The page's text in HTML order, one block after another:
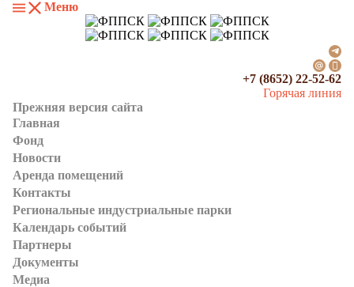
Меню
+7 (8652) 22-52-62
Горячая линия
Прежняя версия сайта
Главная
Фонд
Новости
Аренда помещений
Контакты
Региональные индустриальные парки
Календарь событий
Партнеры
Документы
Медиа